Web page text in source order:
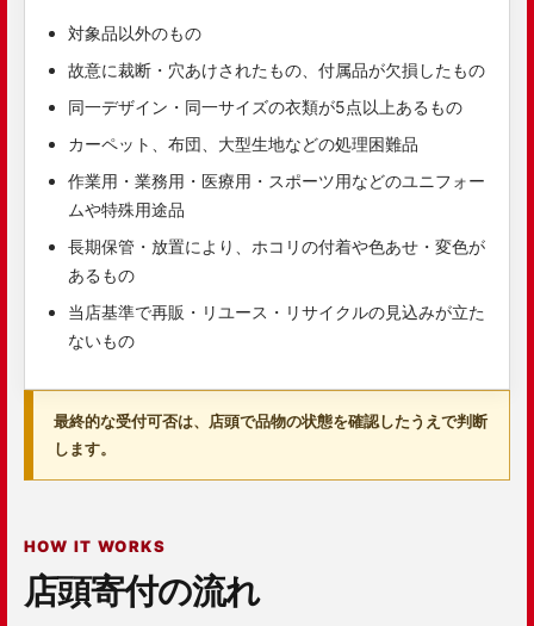
対象品以外のもの
故意に裁断・穴あけされたもの、付属品が欠損したもの
同一デザイン・同一サイズの衣類が5点以上あるもの
カーペット、布団、大型生地などの処理困難品
作業用・業務用・医療用・スポーツ用などのユニフォー
ムや特殊用途品
長期保管・放置により、ホコリの付着や色あせ・変色が
あるもの
当店基準で再販・リユース・リサイクルの見込みが立た
ないもの
最終的な受付可否は、店頭で品物の状態を確認したうえで判断
します。
HOW IT WORKS
店頭寄付の流れ